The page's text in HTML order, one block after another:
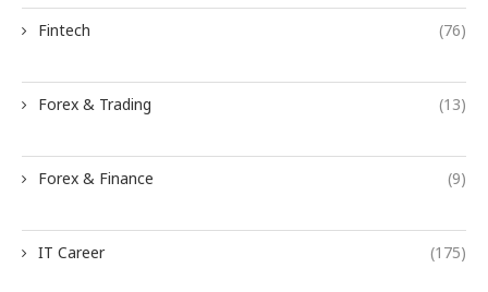
Fintech (76)
Forex & Trading (13)
Forex & Finance (9)
IT Career (175)